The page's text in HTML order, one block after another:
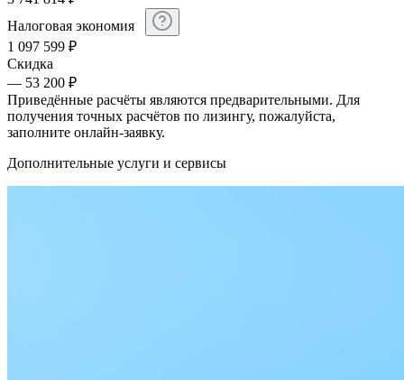
Налоговая экономия
1 097 599 ₽
Скидка
— 53 200 ₽
Приведённые расчёты являются предварительными. Для
получения точных расчётов по лизингу, пожалуйста,
заполните онлайн-заявку.
Дополнительные услуги и сервисы